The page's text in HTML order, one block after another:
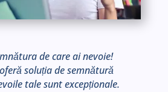
de care ai nevoie!
soluția de semnătură
tale sunt excepționale.